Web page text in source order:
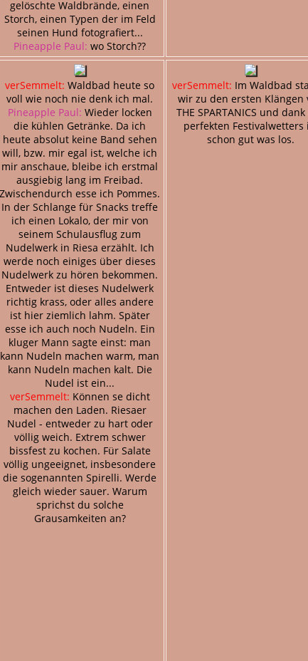
gelöschte Waldbrände, einen
Storch, einen Typen der im Feld
seinen Hund fotografiert...
Pineapple Paul: wo Storch??
verSemmelt: Waldbad heute so
voll wie noch nie denk ich mal.
Pineapple Paul: Wieder locken
die kühlen Getränke. Da ich
heute absolut keine Band sehen
will, bzw. mir egal ist, welche ich
mir anschaue, bleibe ich erstmal
ausgiebig lang im Freibad.
Zwischendurch esse ich Pommes.
In der Schlange für Snacks treffe
ich einen Lokalo, der mir von
seinem Schulausflug zum
Nudelwerk in Riesa erzählt. Ich
werde noch einiges über dieses
Nudelwerk zu hören bekommen.
Entweder ist dieses Nudelwerk
richtig krass, oder alles andere
ist hier ziemlich lahm. Später
esse ich auch noch Nudeln. Ein
kluger Mann sagte einst: man
kann Nudeln machen warm, man
kann Nudeln machen kalt. Die
Nudel ist ein...
verSemmelt: Können se dicht
machen den Laden. Riesaer
Nudel - entweder zu hart oder
völlig weich. Extrem schwer
bissfest zu kochen. Für Salate
völlig ungeeignet, insbesondere
die sogenannten Spirelli. Werde
gleich wieder sauer. Warum
sprichst du solche
Grausamkeiten an?
verSemmelt: Im Waldbad
wir zu den ersten Klängen
THE SPARTANICS und
perfekten Festivalwetters
schon gut was los.